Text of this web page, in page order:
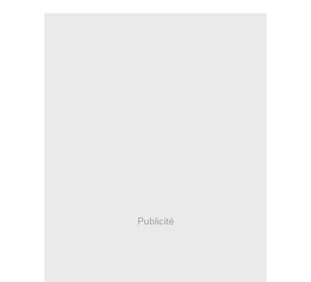
Publicité